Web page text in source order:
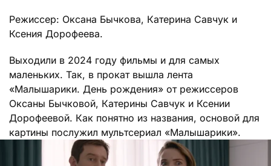
Режиссер: Оксана Бычкова, Катерина Савчук и
Ксения Дорофеева.
Выходили в 2024 году фильмы и для самых
маленьких. Так, в прокат вышла лента
«Малышарики. День рождения» от режиссеров
Оксаны Бычковой, Катерины Савчук и Ксении
Дорофеевой. Как понятно из названия, основой для
картины послужил мультсериал «Малышарики».